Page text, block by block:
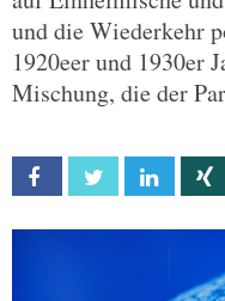
und die Wiederkehr
1920eer und 1930er
Mischung, die der
Facebook Twitter Linkedin